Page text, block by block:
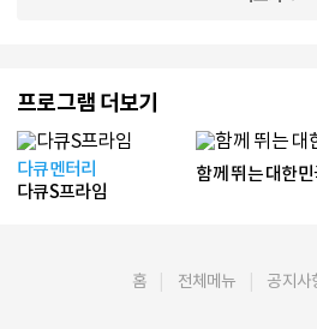
프로그램 더보기
다큐멘터리
다큐S프라임
함께 뛰는 대한
홈 전체메뉴 공지사